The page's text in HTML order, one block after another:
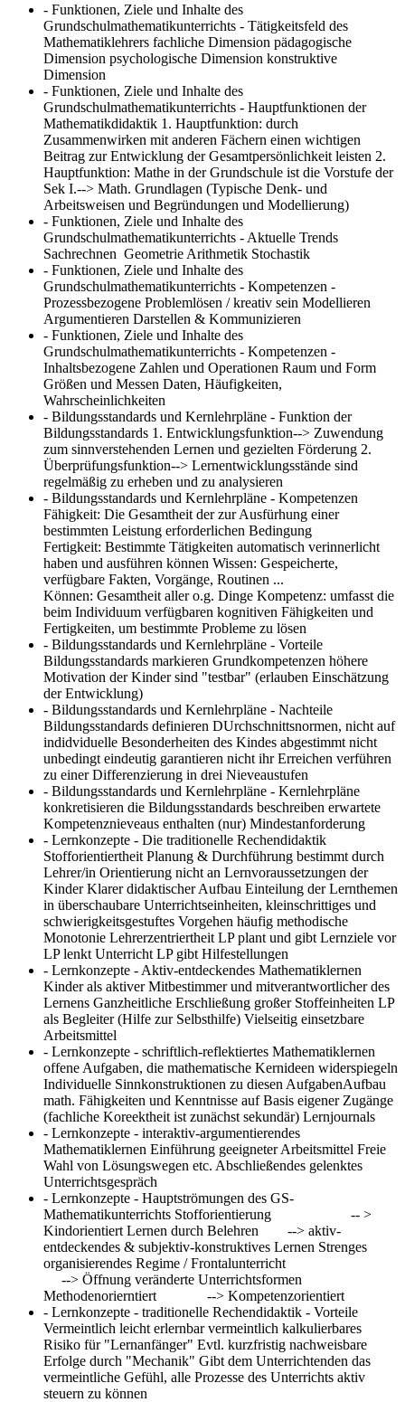
- Funktionen, Ziele und Inhalte des
Grundschulmathematikunterrichts - Tätigkeitsfeld des
Mathematiklehrers fachliche Dimension pädagogische
Dimension psychologische Dimension konstruktive
Dimension
- Funktionen, Ziele und Inhalte des
Grundschulmathematikunterrichts - Hauptfunktionen der
Mathematikdidaktik 1. Hauptfunktion: durch
Zusammenwirken mit anderen Fächern einen wichtigen
Beitrag zur Entwicklung der Gesamtpersönlichkeit leisten 2.
Hauptfunktion: Mathe in der Grundschule ist die Vorstufe der
Sek I.--> Math. Grundlagen (Typische Denk- und
Arbeitsweisen und Begründungen und Modellierung)
- Funktionen, Ziele und Inhalte des
Grundschulmathematikunterrichts - Aktuelle Trends
Sachrechnen Geometrie Arithmetik Stochastik
- Funktionen, Ziele und Inhalte des
Grundschulmathematikunterrichts - Kompetenzen -
Prozessbezogene Problemlösen / kreativ sein Modellieren
Argumentieren Darstellen & Kommunizieren
- Funktionen, Ziele und Inhalte des
Grundschulmathematikunterrichts - Kompetenzen -
Inhaltsbezogene Zahlen und Operationen Raum und Form
Größen und Messen Daten, Häufigkeiten,
Wahrscheinlichkeiten
- Bildungsstandards und Kernlehrpläne - Funktion der
Bildungsstandards 1. Entwicklungsfunktion--> Zuwendung
zum sinnverstehenden Lernen und gezielten Förderung 2.
Überprüfungsfunktion--> Lernentwicklungsstände sind
regelmäßig zu erheben und zu analysieren
- Bildungsstandards und Kernlehrpläne - Kompetenzen
Fähigkeit: Die Gesamtheit der zur Ausfürhung einer
bestimmten Leistung erforderlichen Bedingung
Fertigkeit: Bestimmte Tätigkeiten automatisch verinnerlicht
haben und ausführen können Wissen: Gespeicherte,
verfügbare Fakten, Vorgänge, Routinen ...
Können: Gesamtheit aller o.g. Dinge Kompetenz: umfasst die
beim Individuum verfügbaren kognitiven Fähigkeiten und
Fertigkeiten, um bestimmte Probleme zu lösen
- Bildungsstandards und Kernlehrpläne - Vorteile
Bildungsstandards markieren Grundkompetenzen höhere
Motivation der Kinder sind "testbar" (erlauben Einschätzung
der Entwicklung)
- Bildungsstandards und Kernlehrpläne - Nachteile
Bildungsstandards definieren DUrchschnittsnormen, nicht auf
indidviduelle Besonderheiten des Kindes abgestimmt nicht
unbedingt eindeutig garantieren nicht ihr Erreichen verführen
zu einer Differenzierung in drei Nieveaustufen
- Bildungsstandards und Kernlehrpläne - Kernlehrpläne
konkretisieren die Bildungsstandards beschreiben erwartete
Kompetenznieveaus enthalten (nur) Mindestanforderung
- Lernkonzepte - Die traditionelle Rechendidaktik
Stofforientiertheit Planung & Durchführung bestimmt durch
Lehrer/in Orientierung nicht an Lernvoraussetzungen der
Kinder Klarer didaktischer Aufbau Einteilung der Lernthemen
in überschaubare Unterrichtseinheiten, kleinschrittiges und
schwierigkeitsgestuftes Vorgehen häufig methodische
Monotonie Lehrerzentriertheit LP plant und gibt Lernziele vor
LP lenkt Unterricht LP gibt Hilfestellungen
- Lernkonzepte - Aktiv-entdeckendes Mathematiklernen
Kinder als aktiver Mitbestimmer und mitverantwortlicher des
Lernens Ganzheitliche Erschließung großer Stoffeinheiten LP
als Begleiter (Hilfe zur Selbsthilfe) Vielseitig einsetzbare
Arbeitsmittel
- Lernkonzepte - schriftlich-reflektiertes Mathematiklernen
offene Aufgaben, die mathematische Kernideen widerspiegeln
Individuelle Sinnkonstruktionen zu diesen AufgabenAufbau
math. Fähigkeiten und Kenntnisse auf Basis eigener Zugänge
(fachliche Koreektheit ist zunächst sekundär) Lernjournals
- Lernkonzepte - interaktiv-argumentierendes
Mathematiklernen Einführung geeigneter Arbeitsmittel Freie
Wahl von Lösungswegen etc. Abschließendes gelenktes
Unterrichtsgespräch
- Lernkonzepte - Hauptströmungen des GS-
Mathematikunterrichts Stofforientierung -- >
Kindorientiert Lernen durch Belehren --> aktiv-
entdeckendes & subjektiv-konstruktives Lernen Strenges
organisierendes Regime / Frontalunterricht
--> Öffnung veränderte Unterrichtsformen
Methodenorierntiert --> Kompetenzorientiert
- Lernkonzepte - traditionelle Rechendidaktik - Vorteile
Vermeintlich leicht erlernbar vermeintlich kalkulierbares
Risiko für "Lernanfänger" Evtl. kurzfristig nachweisbare
Erfolge durch "Mechanik" Gibt dem Unterrichtenden das
vermeintliche Gefühl, alle Prozesse des Unterrichts aktiv
steuern zu können